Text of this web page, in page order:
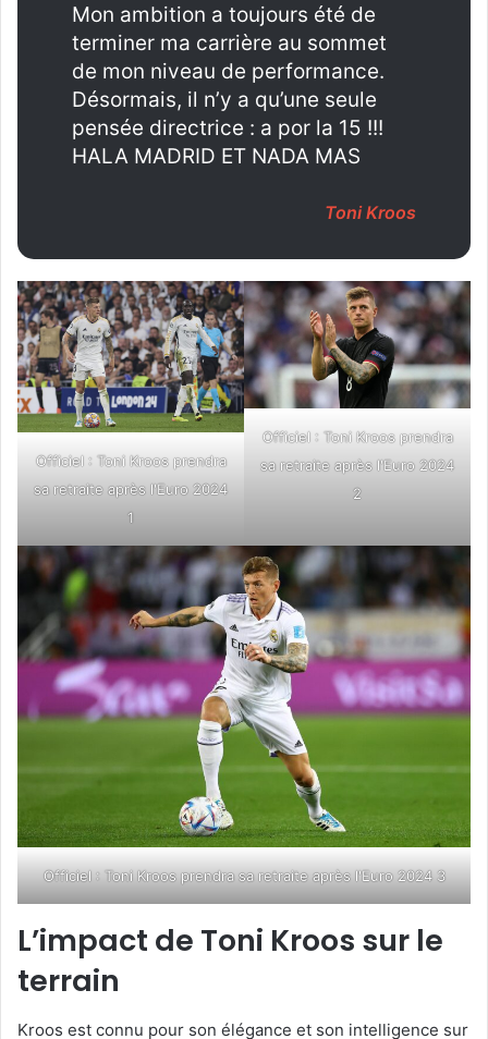
Mon ambition a toujours été de
terminer ma carrière au sommet
de mon niveau de performance.
Désormais, il n’y a qu’une seule
pensée directrice : a por la 15 !!!
HALA MADRID ET NADA MAS
Toni Kroos
Officiel : Toni Kroos prendra
sa retraite après l'Euro 2024
1
Officiel : Toni Kroos prendra
sa retraite après l'Euro 2024
2
Officiel : Toni Kroos prendra sa retraite après l'Euro 2024 3
L’impact de Toni Kroos sur le
terrain
Kroos est connu pour son élégance et son intelligence sur